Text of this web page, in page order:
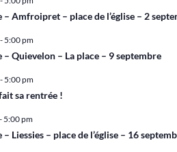
– Amfroipret – place de l’église – 2
- 5:00 pm
– Quievelon – La place – 9 septembre
- 5:00 pm
sa rentrée !
- 5:00 pm
– Liessies – place de l’église – 16